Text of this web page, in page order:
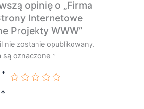
opinię o „Firma
Internetowe –
Projekty WWW”
nie zostanie opublikowany.
są oznaczone *
*
*